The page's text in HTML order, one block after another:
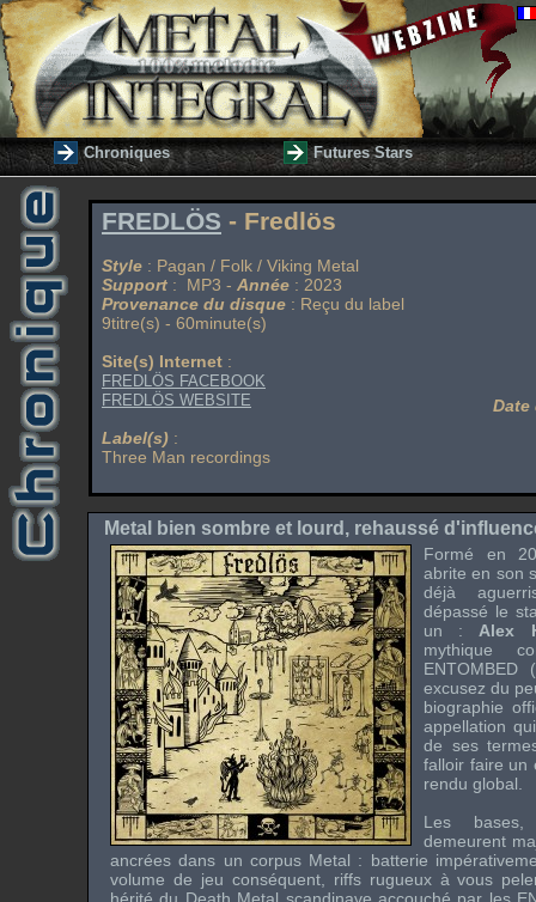
Chroniques Futures Stars
FREDLÖS - Fredlös
Style : Pagan / Folk / Viking Metal
Support : MP3 - Année : 2023
Provenance du disque : Reçu du label
9titre(s) - 60minute(s)
Site(s) Internet :
FREDLÖS FACEBOOK
FREDLÖS WEBSITE
Label(s) :
Three Man recordings
Metal bien sombre et lourd, rehaussé
Formé en
abrite en son
déjà
dépassé le
un : Alex
mythique
ENTOMBED
excusez du
biographie
appellation
de ses
falloir faire un
rendu global.
Les bases,
demeurent
ancrées dans un corpus Metal : batterie
volume de jeu conséquent, riffs rugueux à vous